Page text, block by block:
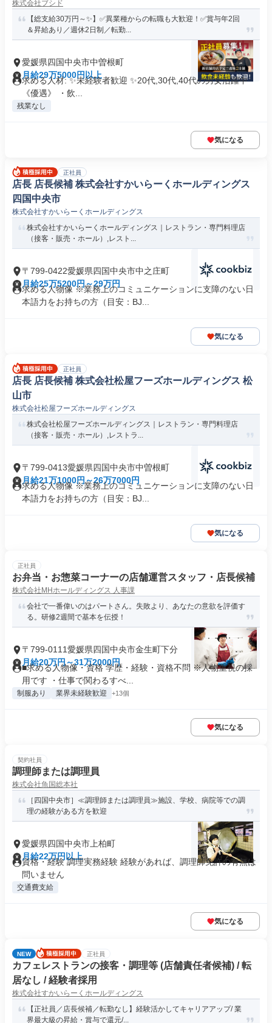
株式会社ブシド
【総支給30万円～✨】✅異業種からの転職も大歓迎！✅賞与年2回
＆昇給あり／週休2日制／転勤...
愛媛県四国中央市中曽根町
月給29万5000円以上
求める人材: ✨未経験者歓迎 ✨20代,30代,40代の男女活躍中
《優遇》 ・飲...
残業なし
気になる
正社員
店長 店長候補 株式会社すかいらーくホールディングス
四国中央市
株式会社すかいらーくホールディングス
株式会社すかいらーくホールディングス｜レストラン・専門料理店
（接客・販売・ホール）,レスト...
〒799-0422愛媛県四国中央市中之庄町
月給25万5200円～29万円
求める人物像 ※業務上のコミュニケーションに支障のない日
本語力をお持ちの方（目安：BJ...
気になる
正社員
店長 店長候補 株式会社松屋フーズホールディングス 松
山市
株式会社松屋フーズホールディングス
株式会社松屋フーズホールディングス｜レストラン・専門料理店
（接客・販売・ホール）,レストラ...
〒799-0413愛媛県四国中央市中曽根町
月給21万1000円～26万7000円
求める人物像 ※業務上のコミュニケーションに支障のない日
本語力をお持ちの方（目安：BJ...
気になる
正社員
お弁当・お惣菜コーナーの店舗運営スタッフ・店長候補
株式会社MHホールディングス 人事課
会社で一番偉いのはパートさん。失敗より、あなたの意欲を評価す
る。研修2週間で基本を伝授！
〒799-0111愛媛県四国中央市金生町下分
月給20万円～31万2000円
■求める人物像・資格 学歴・経験・資格不問 ※人物重視の採
用です ・仕事で関わるすべ...
制服あり 業界未経験歓迎 +13個
気になる
契約社員
調理師または調理員
株式会社魚国総本社
［四国中央市］≪調理師または調理員≫施設、学校、病院等での調
理の経験がある方を歓迎
愛媛県四国中央市上柏町
月給22万円以上
資格・経験 調理実務経験 経験があれば、調理師免許の有無は
問いません
交通費支給
気になる
NEW 正社員
カフェレストランの接客・調理等 (店舗責任者候補) / 転
居なし / 経験者採用
株式会社すかいらーくホールディングス
【正社員／店長候補／転勤なし】経験活かしてキャリアアップ/ 業
界最大級の昇給・賞与で還元/...